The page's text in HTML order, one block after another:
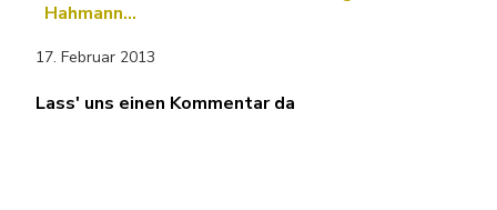
Hahmann…
17. Februar 2013
Lass' uns einen Kommentar da